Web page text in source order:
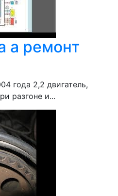
а ремонт
года 2,2 двигатель,
разгоне и...